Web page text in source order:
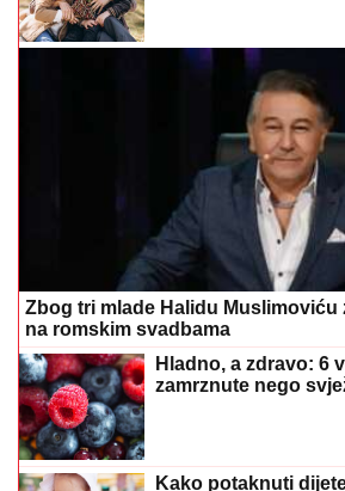
Zbog tri mlade Halidu Muslimoviću
na romskim svadbama
Hladno, a zdravo: 6
zamrznute nego
Kako potaknuti